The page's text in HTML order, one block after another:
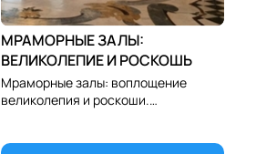
МРАМОРНЫЕ ЗАЛЫ:
ВЕЛИКОЛЕПИЕ И РОСКОШЬ
Мраморные залы: воплощение
великолепия и роскоши.